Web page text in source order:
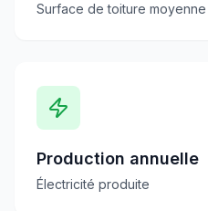
Surface de toiture moyenne
Production annuelle
Électricité produite